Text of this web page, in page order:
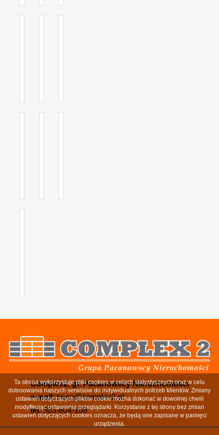
Complex2, gr. Pacanowscy Nieruchomości
e-mail:biuro@complex2.pl
tel.503-604-108
Ta strona wykorzystuje pliki cookies w celach statystycznych oraz w celu
dotosowania naszych serwisów do indywidualnych potrzeb klientów. Zmiany
ustawień dotyczących plików cookie można dokonać w dowolnej chwili
modyfikując ustawienia przeglądarki. Korzystanie z tej strony bez zmian
ustawień dotyczących cookies oznacza, że będą one zapisane w pamięci
urządzenia.